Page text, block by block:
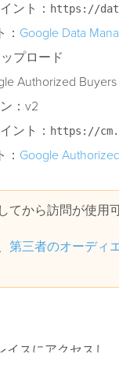
ント： https://
： Google Data
プロード
Authorized Buyers
：v2
ント： https://
： Google
てから訪問が使用
第三者のオーディ
イスにアクセスし